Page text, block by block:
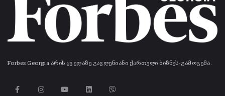
Forbes Georgia არის ყველაზე გავლენიანი ქართული ბიზნეს-გამოცემა.